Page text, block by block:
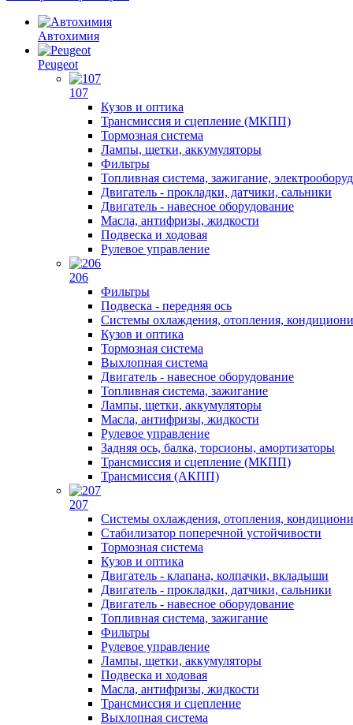
Автохимия
Peugeot
107
Кузов и оптика
Трансмиссия и сцепление (МКПП)
Тормозная система
Лампы, щетки, аккумуляторы
Фильтры
Топливная система, зажигание,
Двигатель - прокладки, датчики, сальники
Двигатель - навесное оборудование
Масла, антифризы, жидкости
Подвеска и ходовая
Рулевое управление
206
Фильтры
Подвеска - передняя ось
Системы охлаждения, отопления,
Кузов и оптика
Тормозная система
Выхлопная система
Двигатель - навесное оборудование
Топливная система, зажигание
Лампы, щетки, аккумуляторы
Масла, антифризы, жидкости
Рулевое управление
Задняя ось, балка, торсионы, амортизаторы
Трансмиссия и сцепление (МКПП)
Трансмиссия (АКПП)
207
Системы охлаждения, отопления,
Стабилизатор поперечной устойчивости
Тормозная система
Кузов и оптика
Двигатель - клапана, колпачки, вкладыши
Двигатель - прокладки, датчики, сальники
Двигатель - навесное оборудование
Топливная система, зажигание
Фильтры
Рулевое управление
Лампы, щетки, аккумуляторы
Подвеска и ходовая
Масла, антифризы, жидкости
Трансмиссия и сцепление
Выхлопная система